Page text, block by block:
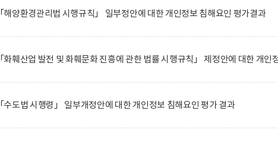
「해양환경관리법 시행규칙」 일부정안에 대한 개인정보 침해요인 평가결과
「화훼산업 발전 및 화훼문화 진흥에 관한 법률 시행규칙」 제정안에 대한 개인
「수도법 시행령」 일부개정안에 대한 개인정보 침해요인 평가 결과